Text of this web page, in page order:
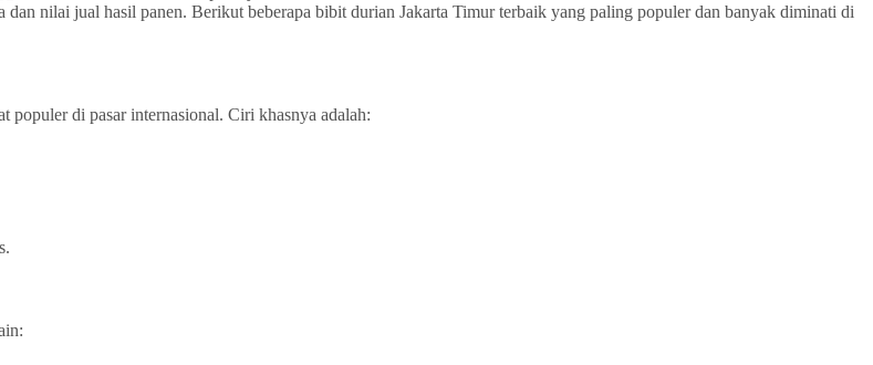
nilai jual hasil panen. Berikut beberapa bibit durian Jakarta Timur terbaik yang paling populer dan banyak diminati di
populer di pasar internasional. Ciri khasnya adalah: